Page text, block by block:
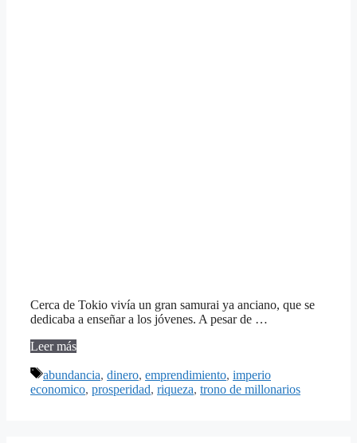
Cerca de Tokio vivía un gran samurai ya anciano, que se
dedicaba a enseñar a los jóvenes. A pesar de …
Leer más
Etiquetas
abundancia, dinero, emprendimiento, imperio
economico, prosperidad, riqueza, trono de millonarios